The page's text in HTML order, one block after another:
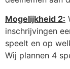
Mogelijkheid 2:
inschrijvingen
speelt en op
Wij plannen 4